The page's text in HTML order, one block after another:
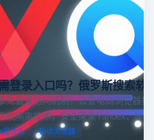
登录入口吗？俄罗斯搜索软
免登录访问机制！云登电商浏览器
纹隔离技术，安全采集Yandex、
是什么 指纹浏览器